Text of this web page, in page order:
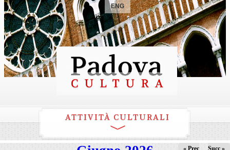
ENG
ATTIVITÀ CULTURALI
« Prec Succ »